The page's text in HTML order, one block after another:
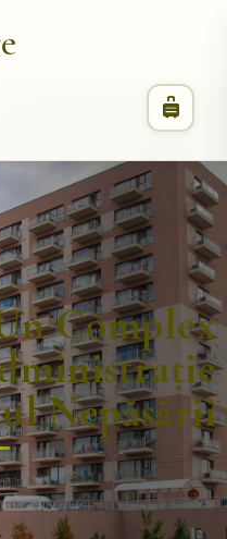
Complex
Nepăsării